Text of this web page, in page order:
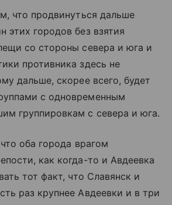
что продвинуться дальше
этих городов без взятия
со стороны севера и юга и
противника здесь не
дальше, скорее всего, будет
с одновременным
группировкам с севера и юга.
оба города врагом
как когда-то и Авдеевка
тот факт, что Славянск и
раз крупнее Авдеевки и в три